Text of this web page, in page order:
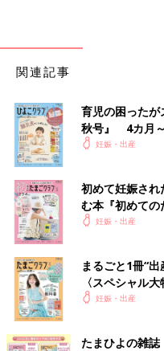
関連記事
育児の困った
秋号』 4カ月
いっぱい！
妊娠・出産
初めて妊娠さ
む本『初めての
妊娠・出産
まるごと1冊“出
〈スペシャル
妊娠・出産
たまひよの雑誌